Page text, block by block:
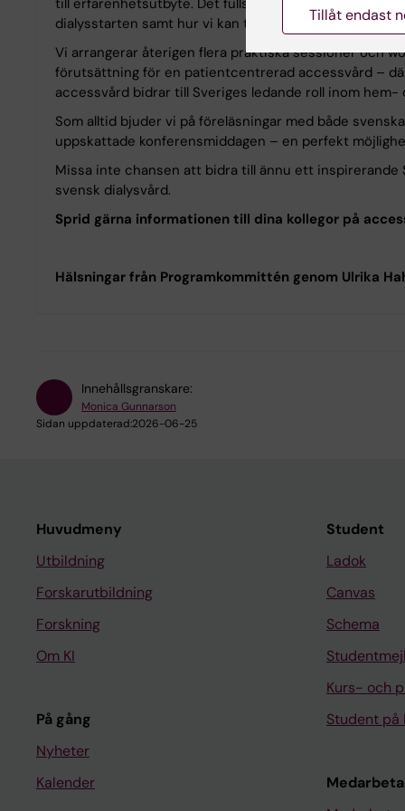
till erfarenhetsutbyte. Det fullständiga programmet
dialysstarten samt hur vi kan tänka om central
Vi arrangerar återigen flera praktiska sessioner och
förutsättning för en patientcentrerad accessvård –
accessvård bidrar till Sveriges ledande roll inom hem-
Som alltid bjuder vi på föreläsningar med både
uppskattade konferensmiddagen – en perfekt
Missa inte chansen att bidra till ännu ett
svensk dialysvård.
Sprid gärna informationen till dina kollegor på
Hälsningar från Programkommittén genom Ulrika
Innehållsgranskare:
Monica Gunnarson
Sidan uppdaterad:2026-06-25
Huvudmeny
Utbildning
Forskarutbildning
Forskning
Om KI
På gång
Nyheter
Kalender
Student
Ladok
Canvas
Schema
Kurs- och
Student på
Tillåt endast